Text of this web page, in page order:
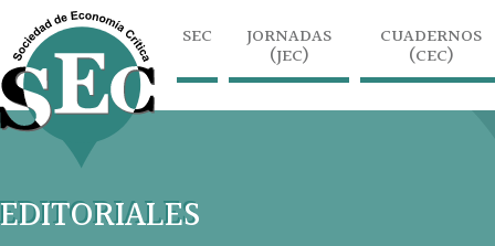
SEC JORNADAS
(JEC)
CUADERNOS
(CEC)
EDITORIALES